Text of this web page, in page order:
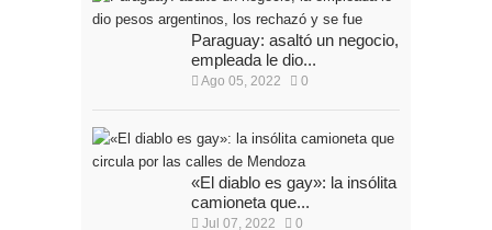
Paraguay: asaltó un negocio, la
empleada le dio...
Ago 05, 2022 0
«El diablo es gay»: la insólita
camioneta que...
Jul 07, 2022 0